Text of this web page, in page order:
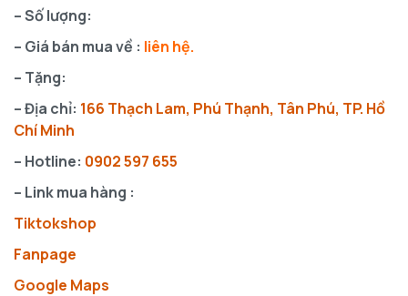
– Số lượng:
– Giá bán mua về : liên hệ.
– Tặng:
– Địa chỉ: 166 Thạch Lam, Phú Thạnh, Tân Phú, TP. Hồ
Chí Minh
– Hotline: 0902 597 655
– Link mua hàng :
Tiktokshop
Fanpage
Google Maps